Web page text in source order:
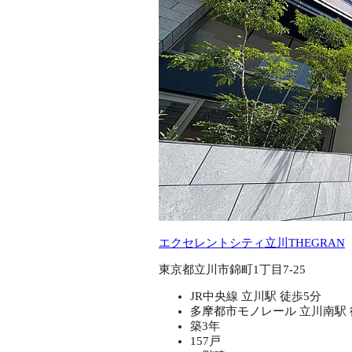
エクセレントシティ立川THEGRAN
東京都立川市錦町1丁目7-25
JR中央線 立川駅 徒歩5分
多摩都市モノレール 立川南駅
築3年
157戸